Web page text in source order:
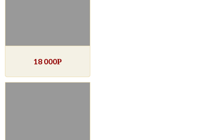
18 000Р